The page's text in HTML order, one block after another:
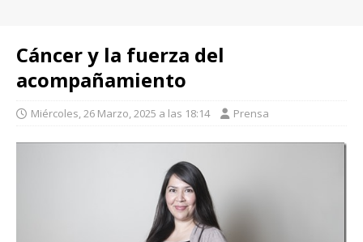
Cáncer y la fuerza del
acompañamiento
Miércoles, 26 Marzo, 2025 a las 18:14 Prensa